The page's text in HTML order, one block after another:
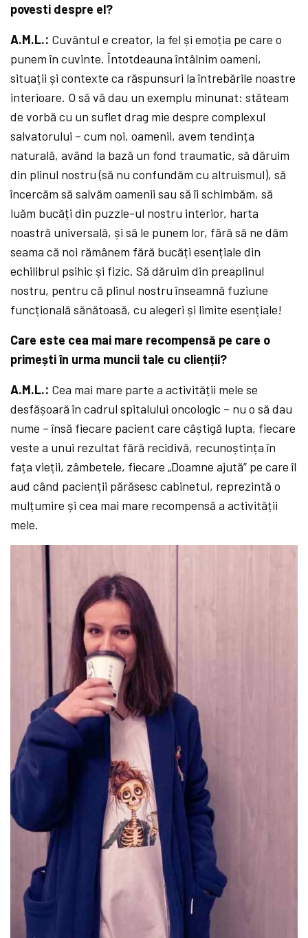
povesti despre el?
A.M.L.: Cuvântul e creator, la fel și emoția pe care o
punem în cuvinte. Întotdeauna întâlnim oameni,
situații și contexte ca răspunsuri la întrebările noastre
interioare. O să vă dau un exemplu minunat: stăteam
de vorbă cu un suflet drag mie despre complexul
salvatorului – cum noi, oamenii, avem tendința
naturală, având la bază un fond traumatic, să dăruim
din plinul nostru (să nu confundăm cu altruismul), să
încercăm să salvăm oamenii sau să îi schimbăm, să
luăm bucăți din puzzle-ul nostru interior, harta
noastră universală, și să le punem lor, fără să ne dăm
seama că noi rămânem fără bucăți esențiale din
echilibrul psihic și fizic. Să dăruim din preaplinul
nostru, pentru că plinul nostru înseamnă fuziune
funcțională sănătoasă, cu alegeri și limite esențiale!
Care este cea mai mare recompensă pe care o
primești în urma muncii tale cu clienții?
A.M.L.: Cea mai mare parte a activității mele se
desfășoară în cadrul spitalului oncologic – nu o să dau
nume – însă fiecare pacient care câștigă lupta, fiecare
veste a unui rezultat fără recidivă, recunoștința în
fața vieții, zâmbetele, fiecare „Doamne ajută” pe care îl
aud când pacienții părăsesc cabinetul, reprezintă o
mulțumire și cea mai mare recompensă a activității
mele.